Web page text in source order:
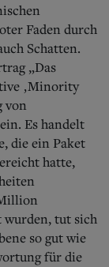
Faden durch
Schatten.
„Das
‚Minority
von
Es handelt
die ein Paket
hatte,
tut sich
so gut wie
für die